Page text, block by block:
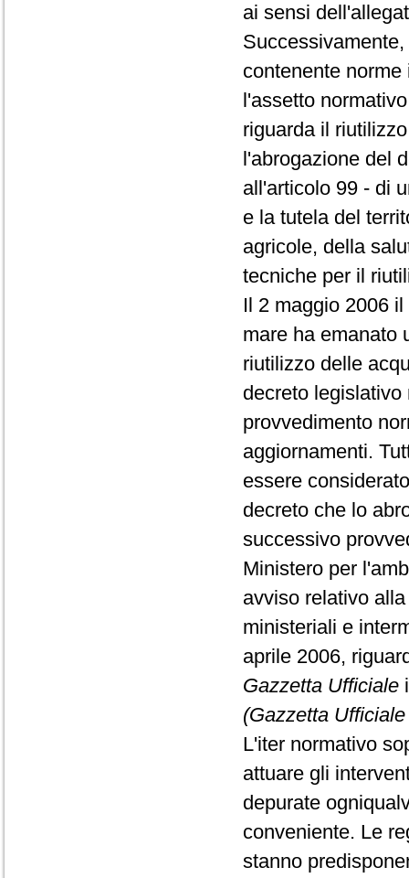
ai sensi
contenente
l'assetto
riguarda il
l'abrogazione del
all'articolo 99 - di
e la tutela del
agricole, della
tecniche per il
Il 2 maggio 2006
mare ha emanato
riutilizzo delle
decreto legislativo
provvedimento
aggiornamenti.
essere
decreto che lo
successivo
Ministero per
avviso relativo
ministeriali e
aprile 2006,
Gazzetta Ufficiale
(Gazzetta Ufficiale
L'iter normativo
attuare gli
depurate
conveniente. Le
stanno